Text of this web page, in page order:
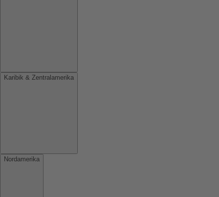
Karibik & Zentralamerika
Nordamerika